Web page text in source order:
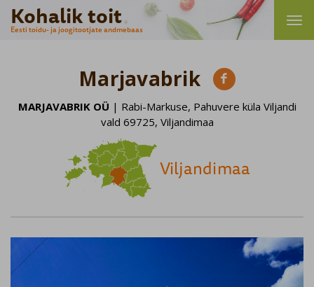
Kohalik toit
Eesti toidu- ja joogitootjate andmebaas
Marjavabrik 
MARJAVABRIK OÜ | Rabi-Markuse, Pahuvere küla Viljandi
vald 69725, Viljandimaa
Viljandimaa